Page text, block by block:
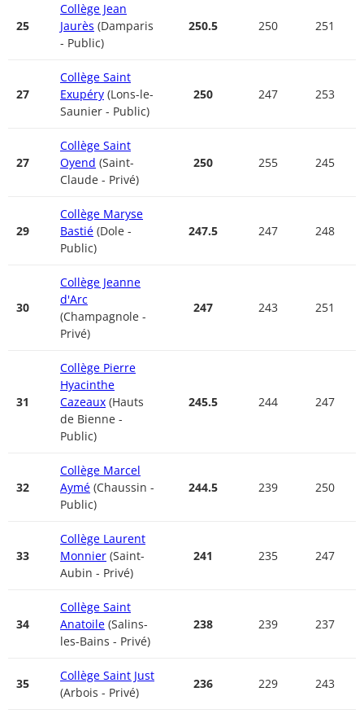
25
Collège Jean
Jaurès (Damparis
- Public)
250.5 250 251
27
Collège Saint
Exupéry (Lons-le-
Saunier - Public)
250 247 253
27
Collège Saint
Oyend (Saint-
Claude - Privé)
250 255 245
29
Collège Maryse
Bastié (Dole -
Public)
247.5 247 248
30
Collège Jeanne
d'Arc
(Champagnole -
Privé)
247 243 251
31
Collège Pierre
Hyacinthe
Cazeaux (Hauts
de Bienne -
Public)
245.5 244 247
32
Collège Marcel
Aymé (Chaussin -
Public)
244.5 239 250
33
Collège Laurent
Monnier (Saint-
Aubin - Privé)
241 235 247
34
Collège Saint
Anatoile (Salins-
les-Bains - Privé)
238 239 237
35
Collège Saint Just
(Arbois - Privé)
236 229 243